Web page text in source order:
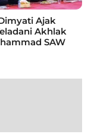
Ajak
Akhlak
SAW